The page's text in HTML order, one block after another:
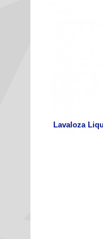
Lavaloza